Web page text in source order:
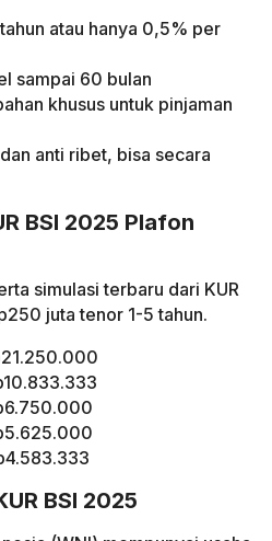
atau hanya 0,5% per
sampai 60 bulan
khusus untuk pinjaman
anti ribet, bisa secara
BSI 2025 Plafon
simulasi terbaru dari KUR
juta tenor 1-5 tahun.
BSI 2025